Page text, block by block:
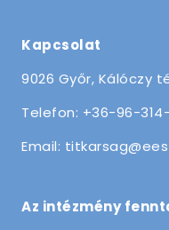
Kapcsolat
9026 Győr, Kálóczy
Telefon: +36-96-
Email:
Az intézmény